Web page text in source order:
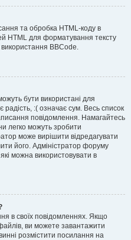
та обробка HTML-коду в
HTML для форматування тексту
BBCode.
бути використані для
:( означає сум. Весь список
повідомлення. Намагайтесь
легко можуть зробити
може вирішити відредагувати
його. Адміністратор форуму
можна використовувати в
в своїх повідомленнях. Якщо
ви можете завантажити
розмістити посилання на